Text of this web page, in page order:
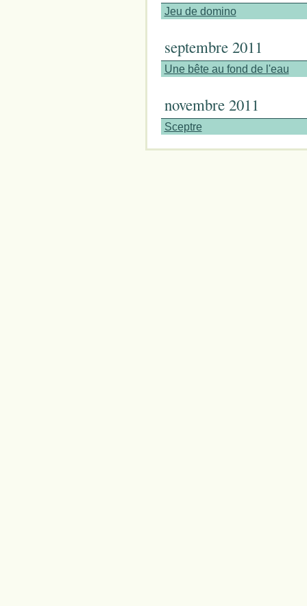
Jeu de domino
septembre 2011
Une bête au fond de l'eau
novembre 2011
Sceptre